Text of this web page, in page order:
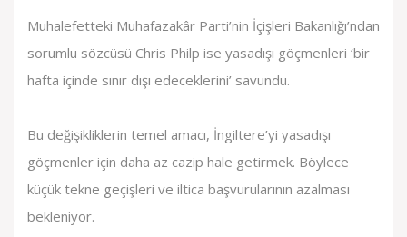
Muhalefetteki Muhafazakâr Parti’nin İçişleri Bakanlığı’ndan
sorumlu sözcüsü Chris Philp ise yasadışı göçmenleri ‘bir
hafta içinde sınır dışı edeceklerini’ savundu.
Bu değişikliklerin temel amacı, İngiltere’yi yasadışı
göçmenler için daha az cazip hale getirmek. Böylece
küçük tekne geçişleri ve iltica başvurularının azalması
bekleniyor.